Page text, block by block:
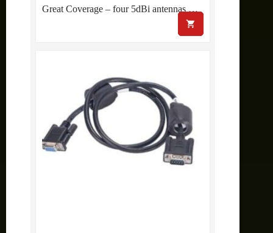
Great Coverage – four 5dBi antennas …